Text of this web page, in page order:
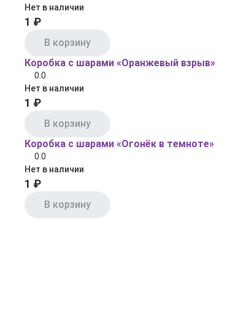
Нет в наличии
1 ₽
В корзину
Коробка с шарами «Оранжевый взрыв»
0.0
Нет в наличии
1 ₽
В корзину
Коробка с шарами «Огонёк в темноте»
0.0
Нет в наличии
1 ₽
В корзину